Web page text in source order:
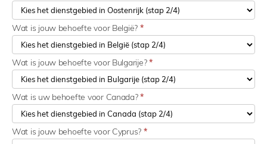
Wat is jouw behoefte voor België? *
Wat is jouw behoefte voor Bulgarije?*
Wat is uw behoefte voor Canada?*
Wat is jouw behoefte voor Cyprus? *